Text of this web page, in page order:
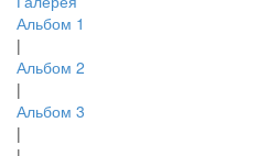
Альбом 1
|
Альбом 2
|
Альбом 3
|